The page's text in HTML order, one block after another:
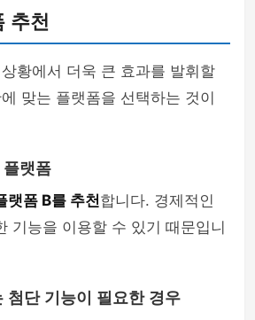
추천
황에서 더욱 큰 효과를 발휘할
맞는 플랫폼을 선택하는 것이
랫폼
랫폼 B를 추천합니다. 경제적인
기능을 이용할 수 있기 때문입니
첨단 기능이 필요한 경우